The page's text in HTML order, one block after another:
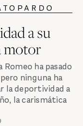
a su
motor
ha pasado
ninguna ha
la deportividad a
la carismática